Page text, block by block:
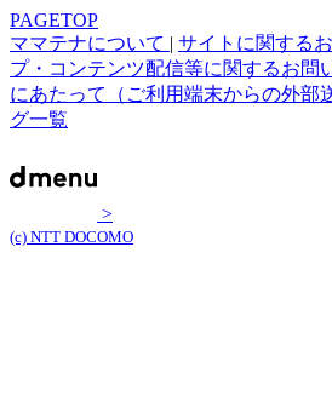
PAGETOP
ママテナについて | サイトに関する
プ・コンテンツ配信等に関するお問
にあたって（ご利用端末からの外部
グ一覧
>
(c) NTT DOCOMO